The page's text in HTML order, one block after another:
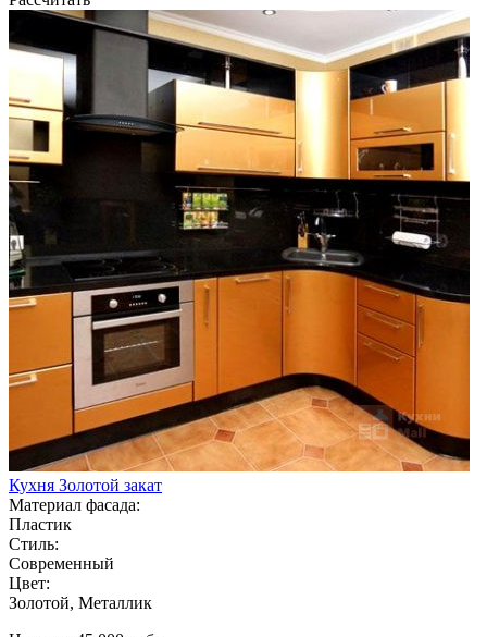
Кухня Золотой закат
Материал фасада:
Пластик
Стиль:
Современный
Цвет:
Золотой, Металлик